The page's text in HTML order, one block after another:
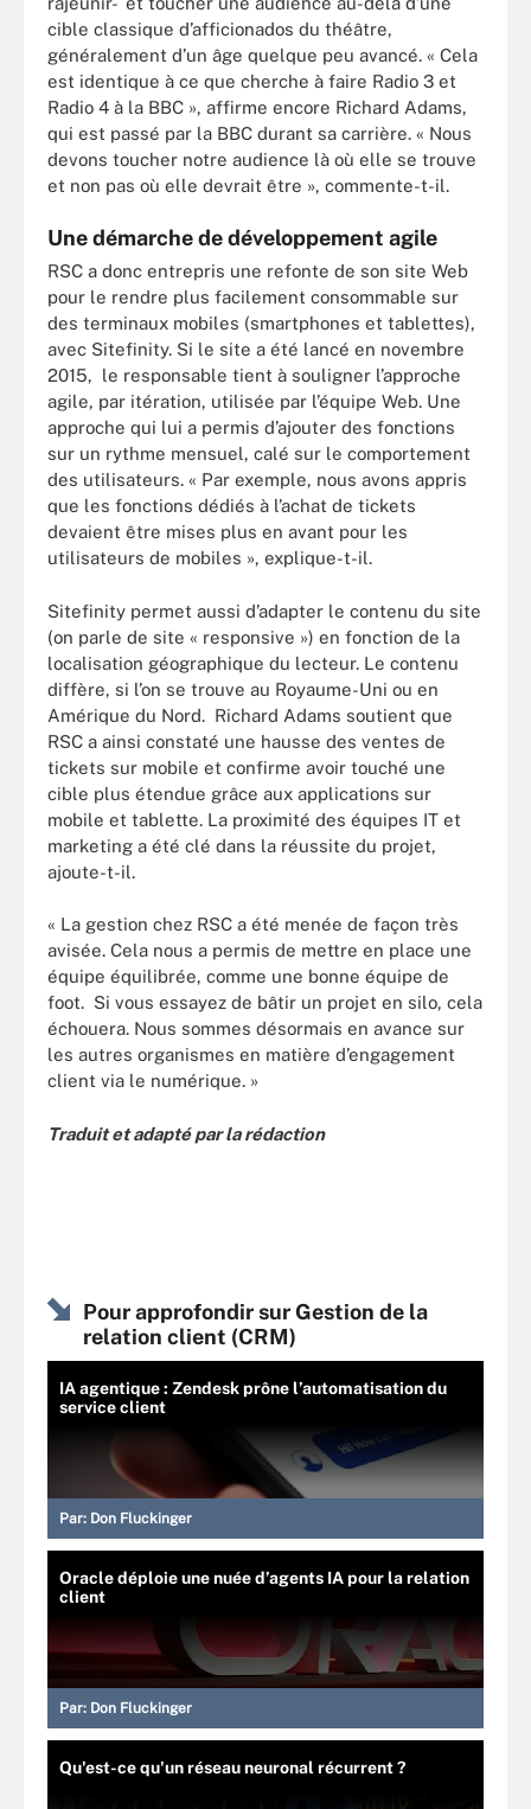
cible classique d’afficionados du théâtre,
généralement d’un âge quelque peu avancé. « Cela
est identique à ce que cherche à faire Radio 3 et
Radio 4 à la BBC », affirme encore Richard Adams,
qui est passé par la BBC durant sa carrière. « Nous
devons toucher notre audience là où elle se trouve
et non pas où elle devrait être », commente-t-il.
Une démarche de développement agile
RSC a donc entrepris une refonte de son site Web
pour le rendre plus facilement consommable sur
des terminaux mobiles (smartphones et tablettes),
avec Sitefinity. Si le site a été lancé en novembre
2015, le responsable tient à souligner l’approche
agile, par itération, utilisée par l’équipe Web. Une
approche qui lui a permis d’ajouter des fonctions
sur un rythme mensuel, calé sur le comportement
des utilisateurs. « Par exemple, nous avons appris
que les fonctions dédiés à l’achat de tickets
devaient être mises plus en avant pour les
utilisateurs de mobiles », explique-t-il.
Sitefinity permet aussi d’adapter le contenu du site
(on parle de site « responsive ») en fonction de la
localisation géographique du lecteur. Le contenu
diffère, si l’on se trouve au Royaume-Uni ou en
Amérique du Nord. Richard Adams soutient que
RSC a ainsi constaté une hausse des ventes de
tickets sur mobile et confirme avoir touché une
cible plus étendue grâce aux applications sur
mobile et tablette. La proximité des équipes IT et
marketing a été clé dans la réussite du projet,
ajoute-t-il.
« La gestion chez RSC a été menée de façon très
avisée. Cela nous a permis de mettre en place une
équipe équilibrée, comme une bonne équipe de
foot. Si vous essayez de bâtir un projet en silo, cela
échouera. Nous sommes désormais en avance sur
les autres organismes en matière d’engagement
client via le numérique. »
Traduit et adapté par la rédaction
Pour approfondir sur Gestion de la
relation client (CRM)
IA agentique : Zendesk prône l’automatisation du
service client
Par: Don Fluckinger
Oracle déploie une nuée d’agents IA pour la relation
client
Par: Don Fluckinger
Qu'est-ce qu'un réseau neuronal récurrent ?